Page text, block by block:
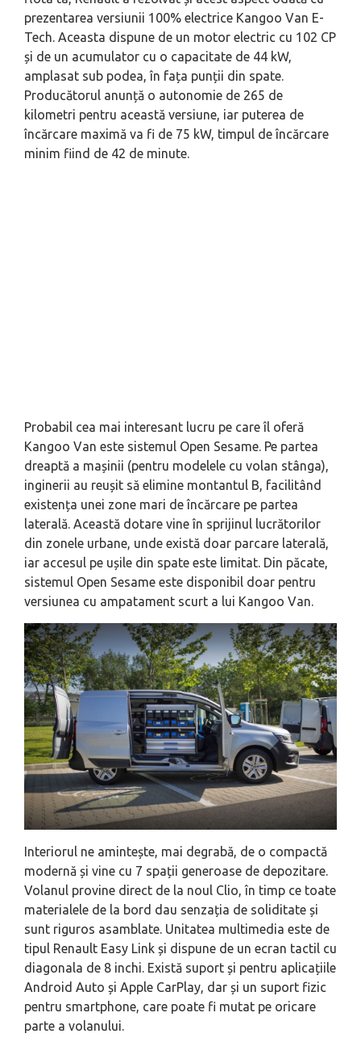
prezentarea versiunii 100% electrice Kangoo Van E-
Tech. Aceasta dispune de un motor electric cu 102 CP
și de un acumulator cu o capacitate de 44 kW,
amplasat sub podea, în fața punții din spate.
Producătorul anunță o autonomie de 265 de
kilometri pentru această versiune, iar puterea de
încărcare maximă va fi de 75 kW, timpul de încărcare
minim fiind de 42 de minute.
Probabil cea mai interesant lucru pe care îl oferă
Kangoo Van este sistemul Open Sesame. Pe partea
dreaptă a mașinii (pentru modelele cu volan stânga),
inginerii au reușit să elimine montantul B, facilitând
existența unei zone mari de încărcare pe partea
laterală. Această dotare vine în sprijinul lucrătorilor
din zonele urbane, unde există doar parcare laterală,
iar accesul pe ușile din spate este limitat. Din păcate,
sistemul Open Sesame este disponibil doar pentru
versiunea cu ampatament scurt a lui Kangoo Van.
Interiorul ne amintește, mai degrabă, de o compactă
modernă și vine cu 7 spații generoase de depozitare.
Volanul provine direct de la noul Clio, în timp ce toate
materialele de la bord dau senzația de soliditate și
sunt riguros asamblate. Unitatea multimedia este de
tipul Renault Easy Link și dispune de un ecran tactil cu
diagonala de 8 inchi. Există suport și pentru aplicațiile
Android Auto și Apple CarPlay, dar și un suport fizic
pentru smartphone, care poate fi mutat pe oricare
parte a volanului.